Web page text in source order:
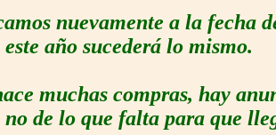
nuevamente a la fecha
año sucederá lo mismo.
muchas compras, hay
no de lo que falta para que